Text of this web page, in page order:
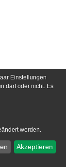
Einstellungen
darf oder nicht. Es
werden.
Akzeptieren